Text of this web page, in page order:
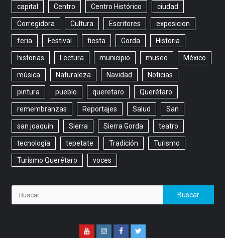
capital Centro Centro Histórico ciudad
Corregidora Cultura Escritores exposicion
feria Festival fiesta Gorda Historia
historias Lectura municipio museo México
música Naturaleza Navidad Noticias
pintura pueblo queretaro Querétaro
remembranzas Reportajes Salud San
san joaquin Sierra Sierra Gorda teatro
tecnología tepetate Tradición Turismo
Turismo Querétaro voces